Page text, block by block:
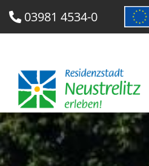
03981 4534-0